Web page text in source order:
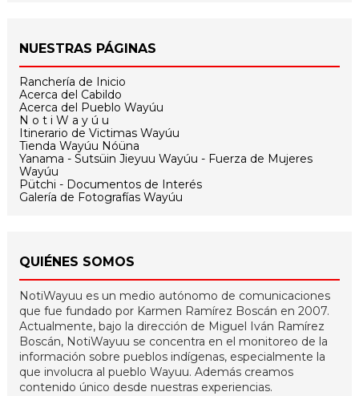
NUESTRAS PÁGINAS
Ranchería de Inicio
Acerca del Cabildo
Acerca del Pueblo Wayúu
N o t i W a y ú u
Itinerario de Victimas Wayúu
Tienda Wayúu Nóüna
Yanama - Sutsüin Jieyuu Wayúu - Fuerza de Mujeres
Wayúu
Pütchi - Documentos de Interés
Galería de Fotografías Wayúu
QUIÉNES SOMOS
NotiWayuu es un medio autónomo de comunicaciones
que fue fundado por Karmen Ramírez Boscán en 2007.
Actualmente, bajo la dirección de Miguel Iván Ramírez
Boscán, NotiWayuu se concentra en el monitoreo de la
información sobre pueblos indígenas, especialmente la
que involucra al pueblo Wayuu. Además creamos
contenido único desde nuestras experiencias.